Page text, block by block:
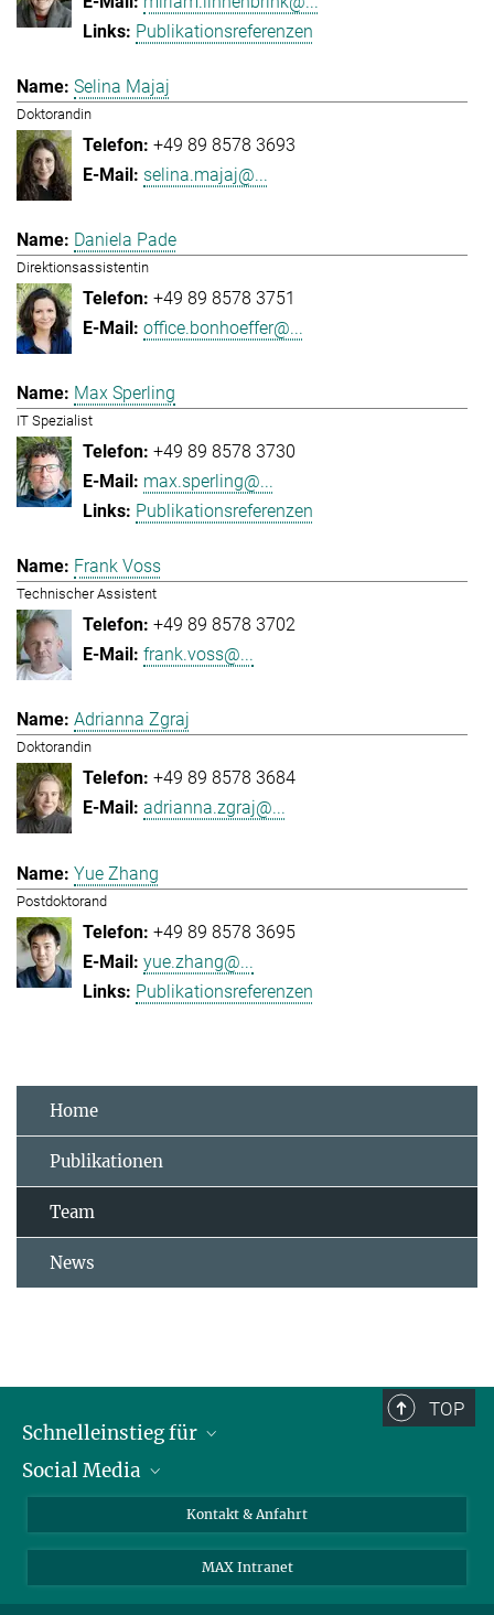
Publikationsreferenzen
Selina Majaj
Doktorandin
+49 89 8578 3693
selina.majaj@...
Daniela Pade
Direktionsassistentin
+49 89 8578 3751
office.bonhoeffer@...
Max Sperling
IT Spezialist
+49 89 8578 3730
max.sperling@...
Publikationsreferenzen
Frank Voss
Technischer Assistent
+49 89 8578 3702
frank.voss@...
Adrianna Zgraj
Doktorandin
+49 89 8578 3684
adrianna.zgraj@...
Yue Zhang
Postdoktorand
+49 89 8578 3695
yue.zhang@...
Publikationsreferenzen
Home
Publikationen
Team
News
TOP
Schnelleinstieg für
Journalist*innen
Social Media
LinkedIn
Kontakt & Anfahrt
MAX Intranet